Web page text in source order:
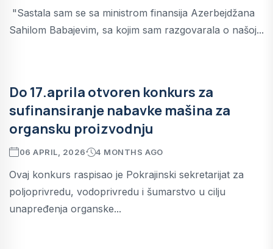
"Sastala sam se sa ministrom finansija Azerbejdžana
Sahilom Babajevim, sa kojim sam razgovarala o našoj...
Do 17.aprila otvoren konkurs za
sufinansiranje nabavke mašina za
organsku proizvodnju
06 APRIL, 2026 4 MONTHS AGO
Ovaj konkurs raspisao je Pokrajinski sekretarijat za
poljoprivredu, vodoprivredu i šumarstvo u cilju
unapređenja organske...